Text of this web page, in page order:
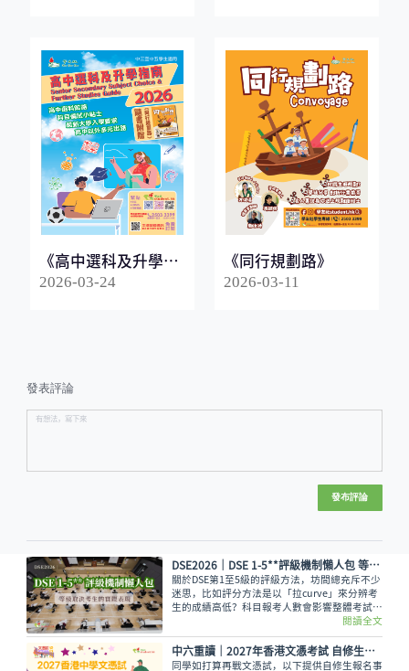
《高中選科及升學指
南2026》
2026-03-24
《同行規劃路》
2026-03-11
發表評論
發布評論
DSE2026｜DSE 1-5**評級機制懶人包 等級取決考生的實際表現
關於DSE第1至5級的評級方法，坊間總充斥不少
迷思，比如評分方法是以「拉curve」來分辨考
生的成績高低？科目報考人數會影響整體考試成
績，意即越多人報考的科目，就越容易考取佳
績？又如，考生越來越多都會對成績造成影響？
香港考試及評核局是採用水平參照成績匯報制
度，每一級都有預設的水平。
閱讀全文
中六重讀│2027年香港文憑考試 自修生報名事宜
同學如打算再戰文憑試，以下提供自修生報名事